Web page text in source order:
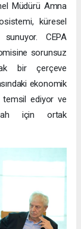
Müdürü Amna
küresel
CEPA
sorunsuz
bir çerçeve
ekonomik
temsil ediyor ve
için ortak